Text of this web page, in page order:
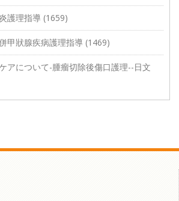
護理指導 (1659)
甲狀腺疾病護理指導 (1469)
アについて-腫瘤切除後傷口護理--日文